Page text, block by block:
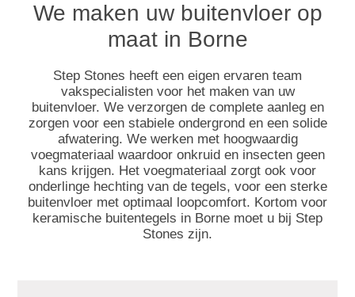
We maken uw buitenvloer op
maat in Borne
Step Stones heeft een eigen ervaren team
vakspecialisten voor het maken van uw
buitenvloer. We verzorgen de complete aanleg en
zorgen voor een stabiele ondergrond en een solide
afwatering. We werken met hoogwaardig
voegmateriaal waardoor onkruid en insecten geen
kans krijgen. Het voegmateriaal zorgt ook voor
onderlinge hechting van de tegels, voor een sterke
buitenvloer met optimaal loopcomfort. Kortom voor
keramische buitentegels in Borne moet u bij Step
Stones zijn.